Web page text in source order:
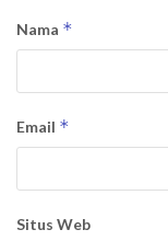
Nama *
Email *
Situs Web